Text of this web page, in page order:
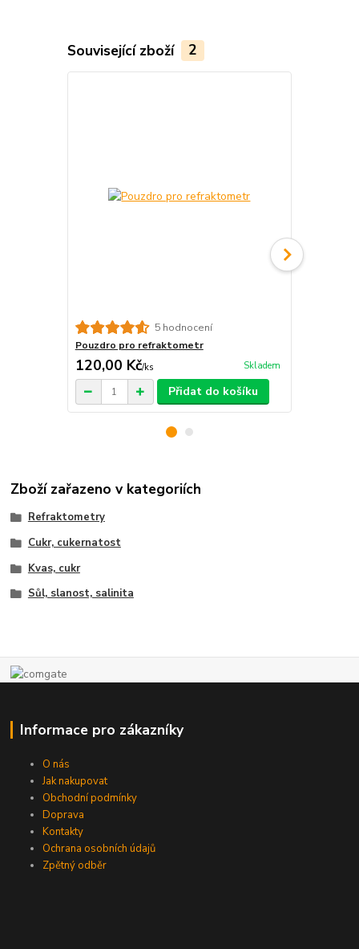
Související zboží 2
5 hodnocení
Pouzdro pro refraktometr
120,00 Kč/ks Skladem
Přidat do košíku
Zboží zařazeno v kategoriích
Refraktometry
Cukr, cukernatost
Kvas, cukr
Sůl, slanost, salinita
Informace pro zákazníky
O nás
Jak nakupovat
Obchodní podmínky
Doprava
Kontakty
Ochrana osobních údajů
Zpětný odběr